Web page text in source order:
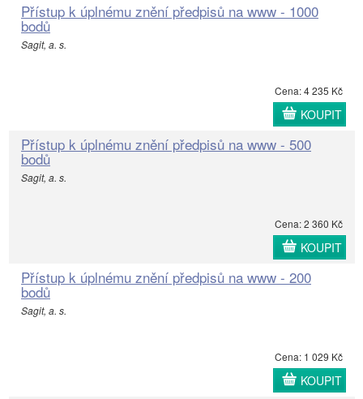
Přístup k úplnému znění předpisů na www - 1000
bodů
Sagit, a. s.
Cena: 4 235 Kč
KOUPIT
Přístup k úplnému znění předpisů na www - 500
bodů
Sagit, a. s.
Cena: 2 360 Kč
KOUPIT
Přístup k úplnému znění předpisů na www - 200
bodů
Sagit, a. s.
Cena: 1 029 Kč
KOUPIT